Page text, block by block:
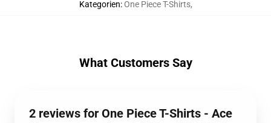
Kategorien:One Piece T-Shirts,
What Customers Say
2 reviews for One Piece T-Shirts - Ace